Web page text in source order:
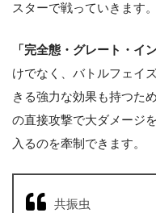
スターで戦っていきます。
「完全態・グレート・イ
けでなく、バトルフェイ
きる強力な効果も持つた
の直接攻撃で大ダメージ
入るのを牽制できます。
共振虫